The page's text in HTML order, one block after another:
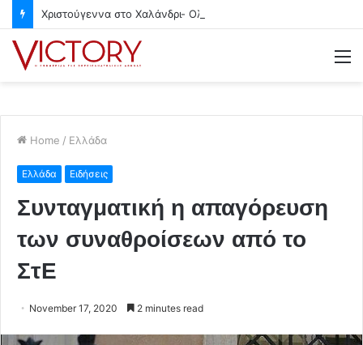
Home / Ελλάδα
Ελλάδα Ειδήσεις
Συνταγματική η απαγόρευση
των συναθροίσεων από το
ΣτΕ
November 17, 2020 2 minutes read